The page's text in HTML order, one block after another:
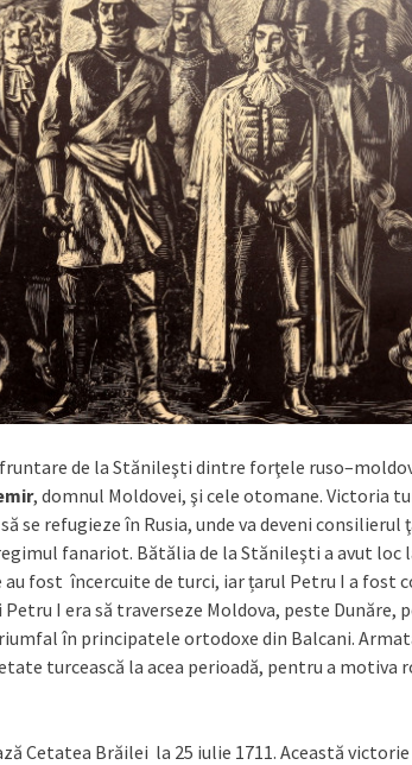
de la Stănileşti dintre forţele
, domnul Moldovei, şi cele otomane. Victoria
se refugieze în Rusia, unde va deveni consilierul
fanariot. Bătălia de la Stănileşti a avut loc
fost încercuite de turci, iar țarul Petru I a fost
I era să traverseze Moldova, peste Dunăre,
în principatele ortodoxe din Balcani.
turcească la acea perioadă, pentru a motiva
Cetatea Brăilei la 25 iulie 1711. Această